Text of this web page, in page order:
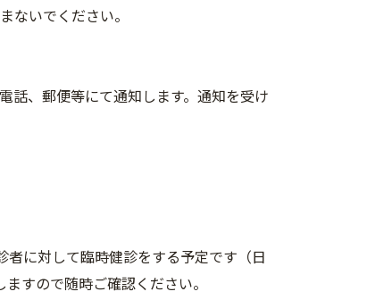
ないでください。
話、郵便等にて通知します。通知を受け
者に対して臨時健診をする予定です（日
すので随時ご確認ください。